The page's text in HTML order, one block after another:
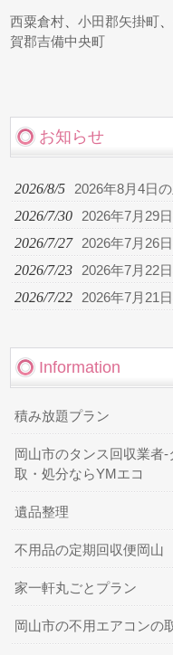
西粟倉村 、小田郡矢掛町
賀郡吉備中央町
お知らせ
2026/8/5 2026年8月4日
2026/7/30 2026年7月29
2026/7/27 2026年7月26
2026/7/23 2026年7月22
2026/7/22 2026年7月21
Information
積み放題プラン
岡山市のタンス回収業者
取・処分ならYMエコ
遺品整理
不用品の定期回収便岡山
家一軒丸ごとプラン
岡山市の不用エアコンの